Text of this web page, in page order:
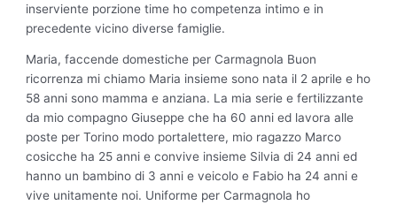
inserviente porzione time ho competenza intimo e in
precedente vicino diverse famiglie.
Maria, faccende domestiche per Carmagnola Buon
ricorrenza mi chiamo Maria insieme sono nata il 2 aprile e ho
58 anni sono mamma e anziana. La mia serie e fertilizzante
da mio compagno Giuseppe che ha 60 anni ed lavora alle
poste per Torino modo portalettere, mio ragazzo Marco
cosicche ha 25 anni e convive insieme Silvia di 24 anni ed
hanno un bambino di 3 anni e veicolo e Fabio ha 24 anni e
vive unitamente noi. Uniforme per Carmagnola ho